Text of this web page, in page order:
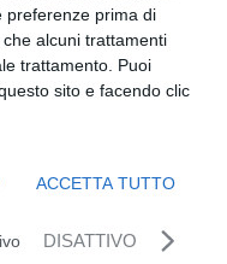
preferenze prima di
alcuni trattamenti
trattamento. Puoi
sito e facendo clic
ACCETTA TUTTO
DISATTIVO